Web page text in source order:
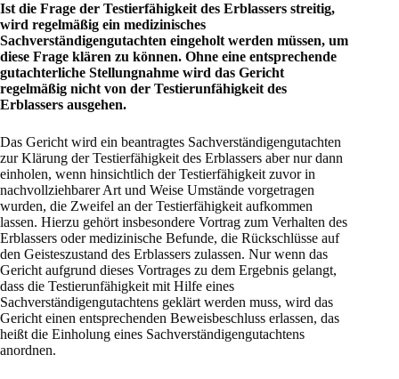
Ist die Frage der Testierfähigkeit des Erblassers streitig,
wird regelmäßig ein medizinisches
Sachverständigengutachten eingeholt werden müssen, um
diese Frage klären zu können. Ohne eine entsprechende
gutachterliche Stellungnahme wird das Gericht
regelmäßig nicht von der Testierunfähigkeit des
Erblassers ausgehen.
Das Gericht wird ein beantragtes Sachverständigengutachten
zur Klärung der Testierfähigkeit des Erblassers aber nur dann
einholen, wenn hinsichtlich der Testierfähigkeit zuvor in
nachvollziehbarer Art und Weise Umstände vorgetragen
wurden, die Zweifel an der Testierfähigkeit aufkommen
lassen. Hierzu gehört insbesondere Vortrag zum Verhalten des
Erblassers oder medizinische Befunde, die Rückschlüsse auf
den Geisteszustand des Erblassers zulassen. Nur wenn das
Gericht aufgrund dieses Vortrages zu dem Ergebnis gelangt,
dass die Testierunfähigkeit mit Hilfe eines
Sachverständigengutachtens geklärt werden muss, wird das
Gericht einen entsprechenden Beweisbeschluss erlassen, das
heißt die Einholung eines Sachverständigengutachtens
anordnen.